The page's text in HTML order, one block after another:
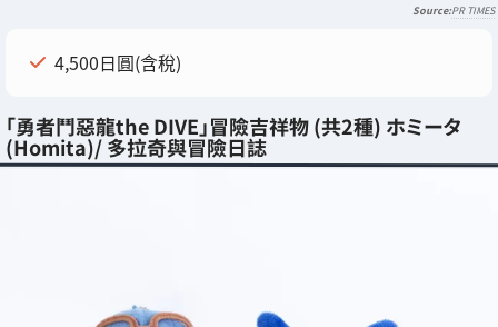
PR TIMES
4,500日圓(含稅)
「勇者鬥惡龍the DIVE」冒險吉祥物 (共2種) ホミータ
(Homita)/ 多拉奇與冒險日誌